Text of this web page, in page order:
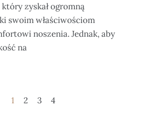
zyskał ogromną
swoim właściwościom
noszenia. Jednak, aby
na
1 2 3 4